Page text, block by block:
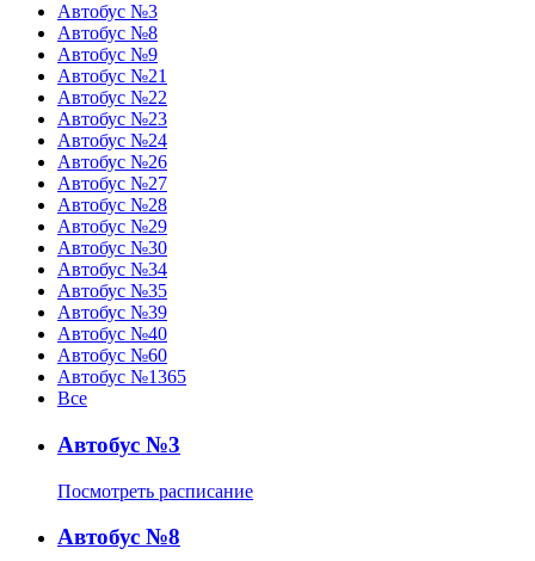
Автобус №3
Автобус №8
Автобус №9
Автобус №21
Автобус №22
Автобус №23
Автобус №24
Автобус №26
Автобус №27
Автобус №28
Автобус №29
Автобус №30
Автобус №34
Автобус №35
Автобус №39
Автобус №40
Автобус №60
Автобус №1365
Все
Автобус №3
Посмотреть расписание
Автобус №8